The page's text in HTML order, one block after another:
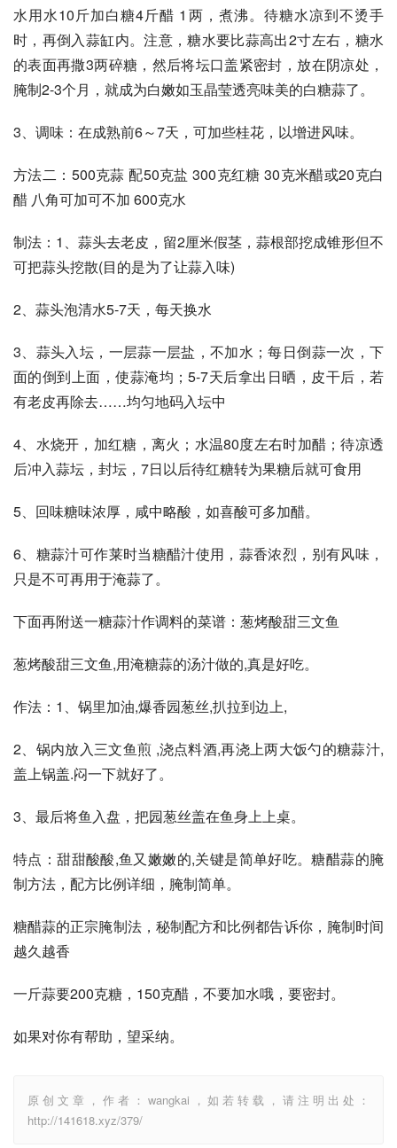
水用水10斤加白糖4斤醋 1两，煮沸。待糖水凉到不烫手
时，再倒入蒜缸内。注意，糖水要比蒜高出2寸左右，糖水
的表面再撒3两碎糖，然后将坛口盖紧密封，放在阴凉处，
腌制2-3个月，就成为白嫩如玉晶莹透亮味美的白糖蒜了。
3、调味：在成熟前6～7天，可加些桂花，以增进风味。
方法二：500克蒜 配50克盐 300克红糖 30克米醋或20克白
醋 八角可加可不加 600克水
制法：1、蒜头去老皮，留2厘米假茎，蒜根部挖成锥形但不
可把蒜头挖散(目的是为了让蒜入味)
2、蒜头泡清水5-7天，每天换水
3、蒜头入坛，一层蒜一层盐，不加水；每日倒蒜一次，下
面的倒到上面，使蒜淹均；5-7天后拿出日晒，皮干后，若
有老皮再除去……均匀地码入坛中
4、水烧开，加红糖，离火；水温80度左右时加醋；待凉透
后冲入蒜坛，封坛，7日以后待红糖转为果糖后就可食用
5、回味糖味浓厚，咸中略酸，如喜酸可多加醋。
6、糖蒜汁可作莱时当糖醋汁使用，蒜香浓烈，别有风味，
只是不可再用于淹蒜了。
下面再附送一糖蒜汁作调料的菜谱：葱烤酸甜三文鱼
葱烤酸甜三文鱼,用淹糖蒜的汤汁做的,真是好吃。
作法：1、锅里加油,爆香园葱丝,扒拉到边上,
2、锅内放入三文鱼煎 ,浇点料酒,再浇上两大饭勺的糖蒜汁,
盖上锅盖.闷一下就好了。
3、最后将鱼入盘，把园葱丝盖在鱼身上上桌。
特点：甜甜酸酸,鱼又嫩嫩的,关键是简单好吃。糖醋蒜的腌
制方法，配方比例详细，腌制简单。
糖醋蒜的正宗腌制法，秘制配方和比例都告诉你，腌制时间
越久越香
一斤蒜要200克糖，150克醋，不要加水哦，要密封。
如果对你有帮助，望采纳。
原创文章，作者：wangkai，如若转载，请注明出处：
http://141618.xyz/379/